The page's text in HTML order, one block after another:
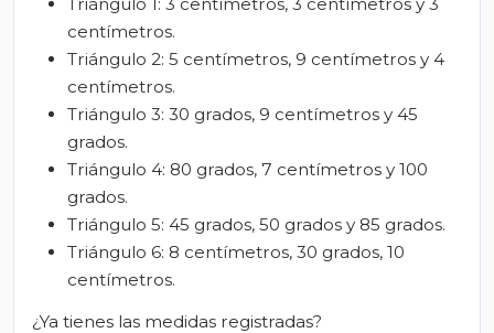
Triángulo 1: 3 centímetros, 3 centímetros y 3
centímetros.
Triángulo 2: 5 centímetros, 9 centímetros y 4
centímetros.
Triángulo 3: 30 grados, 9 centímetros y 45
grados.
Triángulo 4: 80 grados, 7 centímetros y 100
grados.
Triángulo 5: 45 grados, 50 grados y 85 grados.
Triángulo 6: 8 centímetros, 30 grados, 10
centímetros.
¿Ya tienes las medidas registradas?